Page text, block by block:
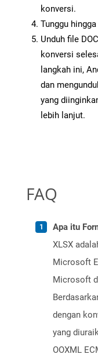
konversi.
Tunggu
Unduh file
konversi
langkah ini,
dan
yang
lebih lanjut.
FAQ
Apa itu
XLSX
Microsoft
Microsoft
dengan
yang
OOXML